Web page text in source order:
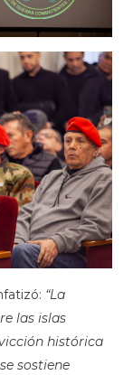
“La
las islas
histórica
sostiene